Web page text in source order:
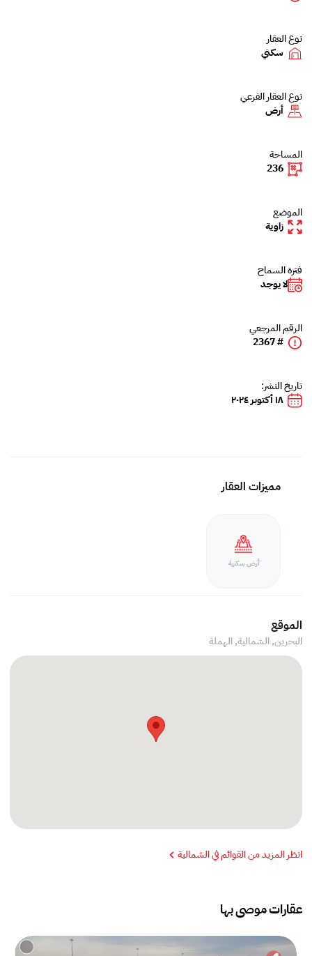
نوع العقار
سكني
نوع العقار الفرعي
أرض
المساحة
236
الموضع
زاوية
فترة السماح
لا يوجد
الرقم المرجعي
# 2367
تاريخ النشر:
١٨ أكتوبر ٢٠٢٤
مميزات العقار
أرض سكنية
الموقع
البحرين, الشمالية,الهملة
انظر المزيد من القوائم في الشمالية
عقارات موصى بها